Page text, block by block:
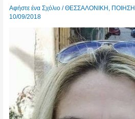
Αφήστε ένα Σχόλιο /ΘΕΣΣΑΛΟΝΙΚΗ, ΠΟΙΗΣΗ
10/09/2018